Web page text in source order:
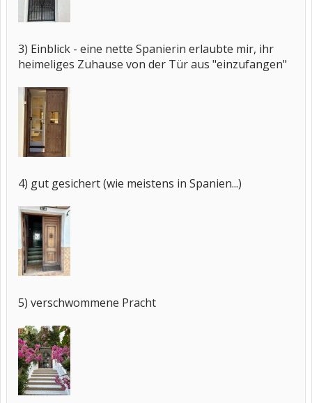
3) Einblick - eine nette Spanierin erlaubte mir, ihr
heimeliges Zuhause von der Tür aus "einzufangen"
4) gut gesichert (wie meistens in Spanien...)
5) verschwommene Pracht